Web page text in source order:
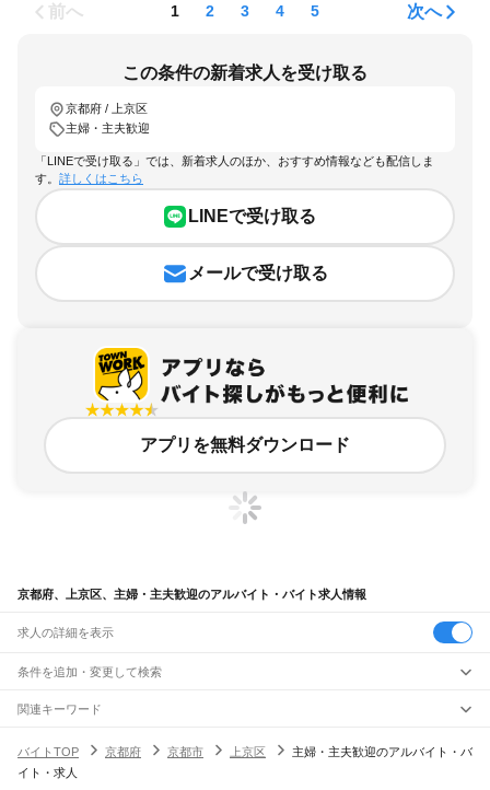
前へ 1 2 3 4 5 次へ
この条件の新着求人を受け取る
京都府 / 上京区
主婦・主夫歓迎
「LINEで受け取る」では、新着求人のほか、おすすめ情報なども配信しま
す。 詳しくはこちら
LINEで受け取る
メールで受け取る
アプリを無料ダウンロード
京都府、上京区、主婦・主夫歓迎のアルバイト・バイト求人情報
求人の詳細を表示
条件を追加・変更して検索
市区町村を追加・変更
京都府すべて
京都市
駅を追加・変更
職種を追加・変更
関連キーワード
京都府 京都市 主婦・主夫歓迎 扶養内京都府 京都市 山科区 主婦・主夫歓迎 さと
京都府 京都市 左京区 主婦歓迎
バイトTOP 京都府 京都市 上京区
主婦・主夫歓迎のアルバイト・バ
イト・求人